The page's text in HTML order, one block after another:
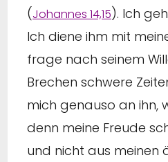
(Johannes 14,15). Ich
Ich diene ihm mit
frage nach seinem
Brechen schwere
mich genauso an ihn,
denn meine Freude
und nicht aus meinen